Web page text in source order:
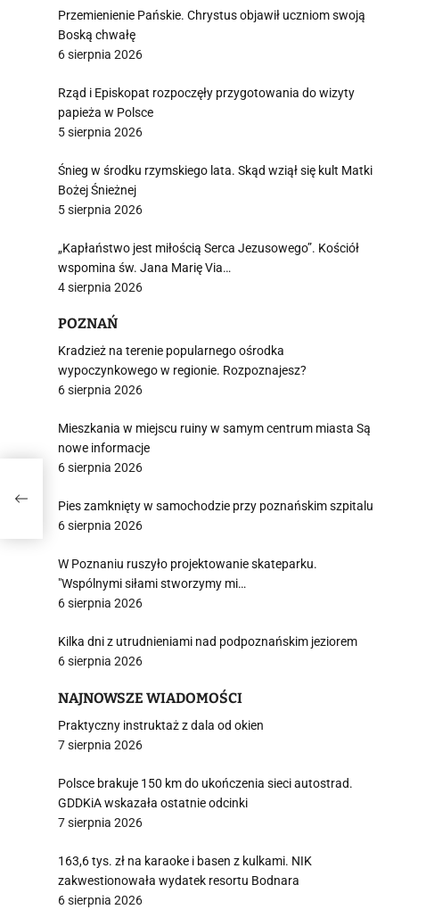
Przemienienie Pańskie. Chrystus objawił uczniom swoją
Boską chwałę
6 sierpnia 2026
Rząd i Episkopat rozpoczęły przygotowania do wizyty
papieża w Polsce
5 sierpnia 2026
Śnieg w środku rzymskiego lata. Skąd wziął się kult Matki
Bożej Śnieżnej
5 sierpnia 2026
„Kapłaństwo jest miłością Serca Jezusowego”. Kościół
wspomina św. Jana Marię Via…
4 sierpnia 2026
POZNAŃ
Kradzież na terenie popularnego ośrodka
wypoczynkowego w regionie. Rozpoznajesz?
6 sierpnia 2026
Mieszkania w miejscu ruiny w samym centrum miasta Są
nowe informacje
6 sierpnia 2026
Pies zamknięty w samochodzie przy poznańskim szpitalu
6 sierpnia 2026
W Poznaniu ruszyło projektowanie skateparku.
"Wspólnymi siłami stworzymy mi…
6 sierpnia 2026
Kilka dni z utrudnieniami nad podpoznańskim jeziorem
6 sierpnia 2026
NAJNOWSZE WIADOMOŚCI
Praktyczny instruktaż z dala od okien
7 sierpnia 2026
Polsce brakuje 150 km do ukończenia sieci autostrad.
GDDKiA wskazała ostatnie odcinki
7 sierpnia 2026
163,6 tys. zł na karaoke i basen z kulkami. NIK
zakwestionowała wydatek resortu Bodnara
6 sierpnia 2026